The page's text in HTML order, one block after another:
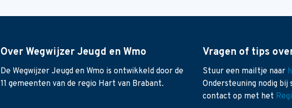
Over Wegwijzer Jeugd en Wmo
De Wegwijzer Jeugd en Wmo is ontwikkeld door de
11 gemeenten van de regio Hart van Brabant.
Vragen of tips
Stuur een mailtje naar
Ondersteuning nodig
contact op met het